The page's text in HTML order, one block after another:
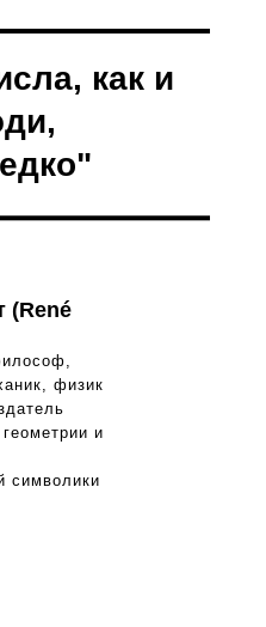
как и
(René
физик
и
символики